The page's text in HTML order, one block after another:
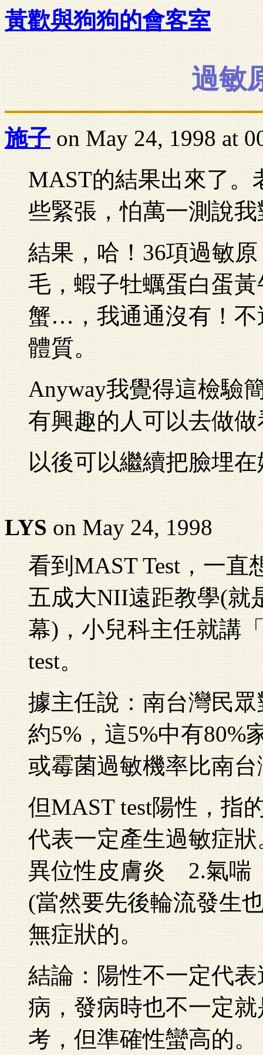
黃歡與狗狗的會客室
過敏
施子 on May 24, 1998 at
MAST的結果出來了。
些緊張，怕萬一測說
結果，哈！36項過敏
毛，蝦子牡蠣蛋白蛋
蟹…，我通通沒有！不
體質。
Anyway我覺得這檢驗
有興趣的人可以去做做
以後可以繼續把臉埋
LYS on May 24, 1998
看到MAST Test，一
五成大NII遠距教學(就
幕)，小兒科主任就講
test。
據主任說：南台灣民
約5%，這5%中有80%
或霉菌過敏機率比南
但MAST test陽性，指
代表一定產生過敏症
異位性皮膚炎 2.氣喘
(當然要先後輪流發生
無症狀的。
結論：陽性不一定代
病，發病時也不一定
考，但準確性蠻高的。